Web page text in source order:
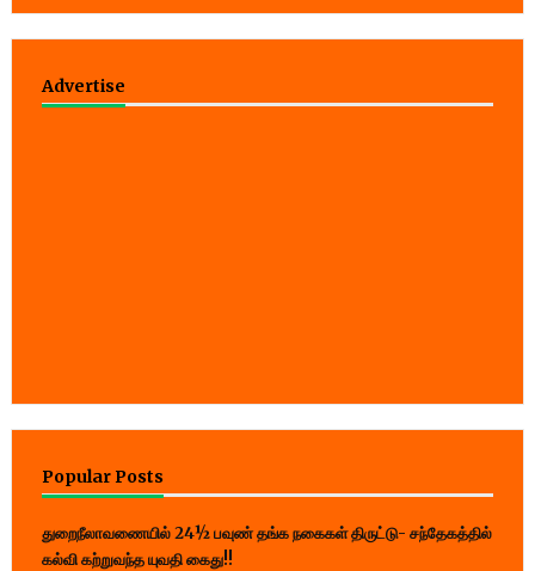
Advertise
Popular Posts
துறைநீலாவணையில் 24½ பவுண் தங்க நகைகள் திருட்டு- சந்தேகத்தில்
கல்வி கற்றுவந்த யுவதி கைது!!